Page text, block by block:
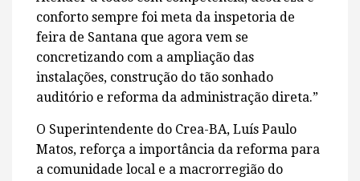
conforto sempre foi meta da inspetoria de
feira de Santana que agora vem se
concretizando com a ampliação das
instalações, construção do tão sonhado
auditório e reforma da administração direta.”
O Superintendente do Crea-BA, Luís Paulo
Matos, reforça a importância da reforma para
a comunidade local e a macrorregião do